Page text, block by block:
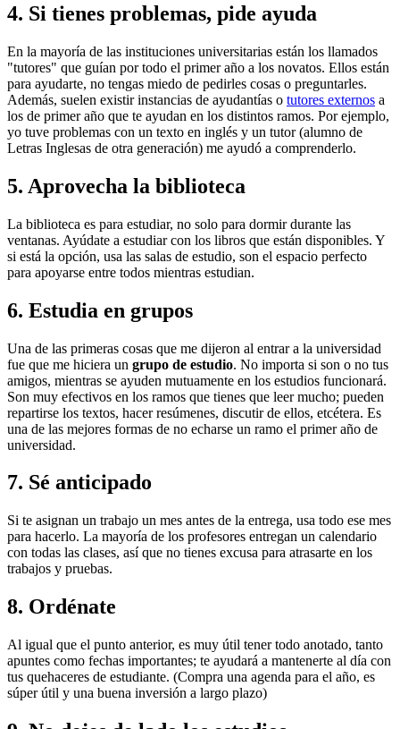
4. Si tienes problemas, pide ayuda
En la mayoría de las instituciones universitarias están los llamados
"tutores" que guían por todo el primer año a los novatos. Ellos están
para ayudarte, no tengas miedo de pedirles cosas o preguntarles.
Además, suelen existir instancias de ayudantías o tutores externos a
los de primer año que te ayudan en los distintos ramos. Por ejemplo,
yo tuve problemas con un texto en inglés y un tutor (alumno de
Letras Inglesas de otra generación) me ayudó a comprenderlo.
5. Aprovecha la biblioteca
La biblioteca es para estudiar, no solo para dormir durante las
ventanas. Ayúdate a estudiar con los libros que están disponibles. Y
si está la opción, usa las salas de estudio, son el espacio perfecto
para apoyarse entre todos mientras estudian.
6. Estudia en grupos
Una de las primeras cosas que me dijeron al entrar a la universidad
fue que me hiciera un grupo de estudio. No importa si son o no tus
amigos, mientras se ayuden mutuamente en los estudios funcionará.
Son muy efectivos en los ramos que tienes que leer mucho; pueden
repartirse los textos, hacer resúmenes, discutir de ellos, etcétera. Es
una de las mejores formas de no echarse un ramo el primer año de
universidad.
7. Sé anticipado
Si te asignan un trabajo un mes antes de la entrega, usa todo ese mes
para hacerlo. La mayoría de los profesores entregan un calendario
con todas las clases, así que no tienes excusa para atrasarte en los
trabajos y pruebas.
8. Ordénate
Al igual que el punto anterior, es muy útil tener todo anotado, tanto
apuntes como fechas importantes; te ayudará a mantenerte al día con
tus quehaceres de estudiante. (Compra una agenda para el año, es
súper útil y una buena inversión a largo plazo)